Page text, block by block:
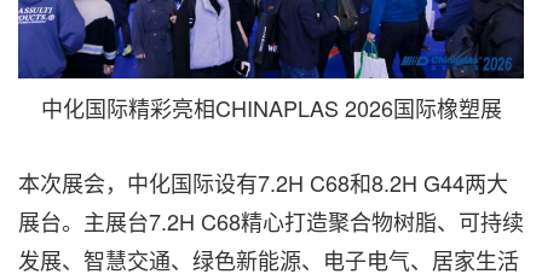
中化国际精彩亮相CHINAPLAS 2026国际橡塑展
本次展会，中化国际设有7.2H C68和8.2H G44两大
展台。主展台7.2H C68精心打造聚合物树脂、可持续
发展、智慧交通、绿色新能源、电子电气、居家生活